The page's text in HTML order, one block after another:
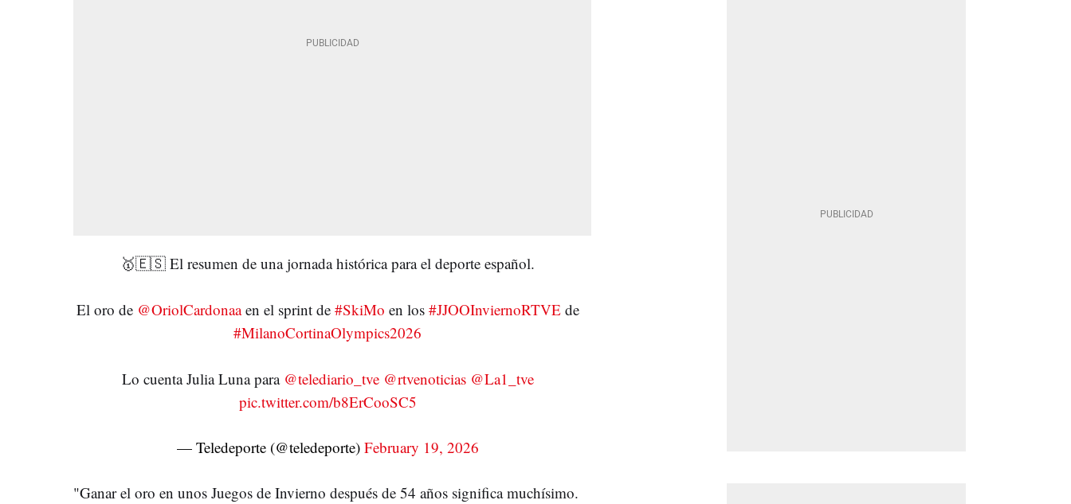
🥇🇪🇸 El resumen de una jornada histórica para el deporte español.
El oro de @OriolCardonaaen el sprint de #SkiMo en los #JJOOInviernoRTVEde
#MilanoCortinaOlympics2026
Lo cuenta Julia Luna para @telediario_tve @rtvenoticias @La1_tve
pic.twitter.com/b8ErCooSC5
— Teledeporte (@teledeporte) February 19, 2026
"Ganar el oro en unos Juegos de Invierno después de 54 años significa muchísimo.